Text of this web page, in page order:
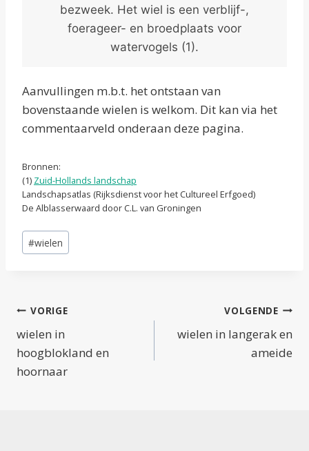
bezweek. Het wiel is een verblijf-,
foerageer- en broedplaats voor
watervogels (1).
Aanvullingen m.b.t. het ontstaan van
bovenstaande wielen is welkom. Dit kan via het
commentaarveld onderaan deze pagina.
Bronnen:
(1) Zuid-Hollands landschap
Landschapsatlas (Rijksdienst voor het Cultureel Erfgoed)
De Alblasserwaard door C.L. van Groningen
Bericht
tags:
#wielen
Bericht
navigatie
VORIGE
wielen in
hoogblokland en
hoornaar
VOLGENDE
wielen in langerak en
ameide